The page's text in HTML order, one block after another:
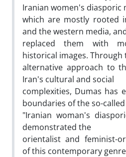
Iranian women's diasporic
which are mostly rooted
and the western media,
replaced them with
historical images. Through
alternative approach to
Iran's cultural and social
complexities, Dumas has
boundaries of the so-called
"Iranian woman's
demonstrated the
orientalist and feminist-
of this contemporary